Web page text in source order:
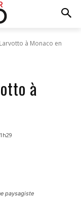
à Monaco en
à
paysagiste